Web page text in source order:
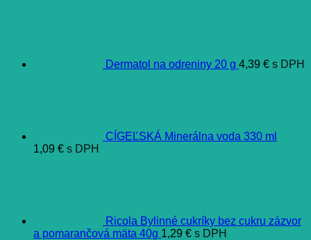
Dermatol na odreniny 20 g 4,39 € s DPH
CÍGEĽSKÁ Minerálna voda 330 ml
1,09 € s DPH
Ricola Bylinné cukríky bez cukru zázvor
a pomarančová mäta 40g 1,29 € s DPH